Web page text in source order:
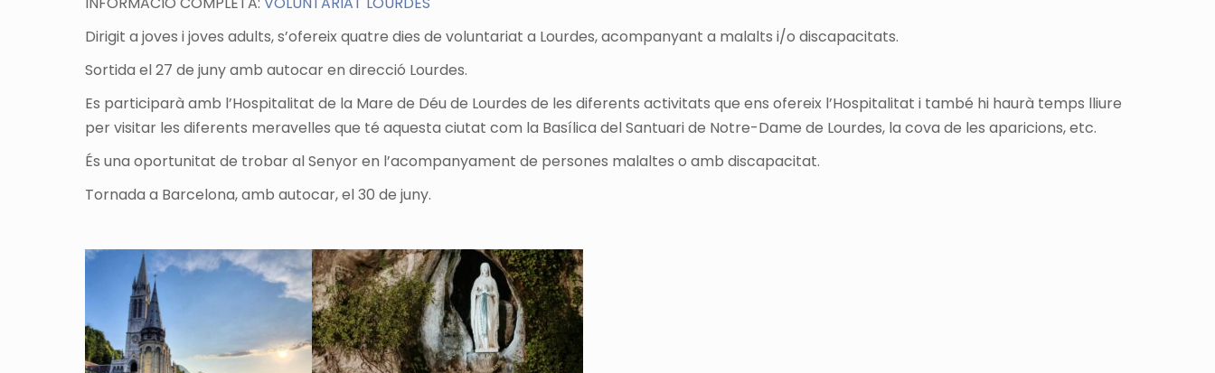
Dirigit a joves i joves adults, s’ofereix quatre dies de voluntariat a Lourdes, acompanyant a malalts i/o discapacitats.
Sortida el 27 de juny amb autocar en direcció Lourdes.
Es participarà amb l’Hospitalitat de la Mare de Déu de Lourdes de les diferents activitats que ens ofereix l’Hospitalitat i també hi haurà temps lliure
per visitar les diferents meravelles que té aquesta ciutat com la Basílica del Santuari de Notre-Dame de Lourdes, la cova de les aparicions, etc.
És una oportunitat de trobar al Senyor en l’acompanyament de persones malaltes o amb discapacitat.
Tornada a Barcelona, amb autocar, el 30 de juny.